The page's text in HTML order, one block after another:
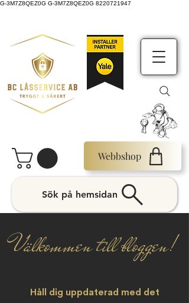
G-3M7Z8QEZ0G G-3M7Z8QEZ0G 8220721947
Webbshop
Sök på hemsidan
Välkommen till bloggen!
Håll dig uppdaterad med det